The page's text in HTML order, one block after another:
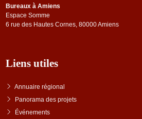
Bureaux à Amiens
Espace Somme
6 rue des Hautes Cornes, 80000 Amiens
Liens utiles
Annuaire régional
Panorama des projets
Événements